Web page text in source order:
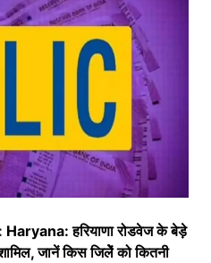
Haryana: हरियाणा रोडवेज के बेड़े
जानें किस जिलेें को कितनी